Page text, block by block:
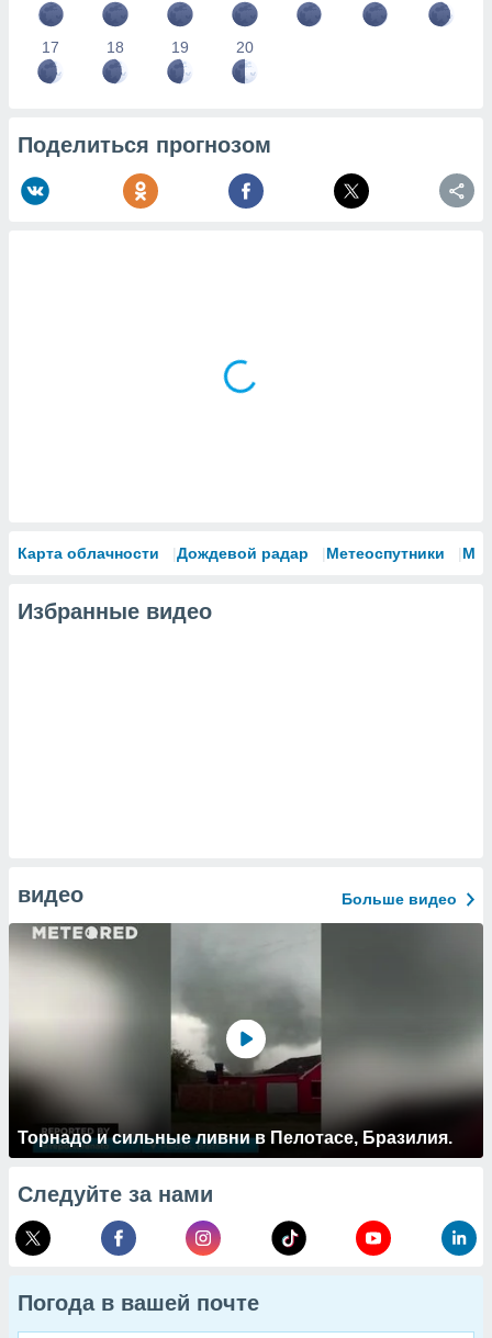
17 18 19 20
Поделиться прогнозом
Карта облачности Дождевой радар Метеоспутники
Избранные видео
видео Больше видео
Торнадо и сильные ливни в Пелотасе, Бразилия.
Следуйте за нами
Погода в вашей почте